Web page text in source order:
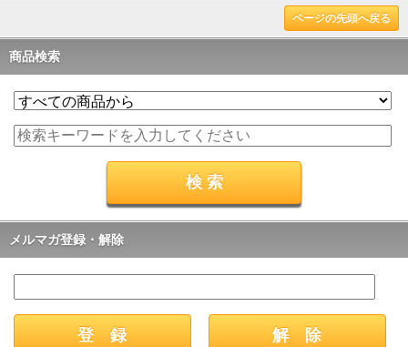
ページの先頭へ戻る
商品検索
メルマガ登録・解除